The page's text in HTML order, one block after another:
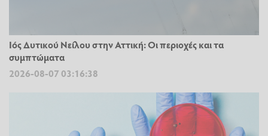
Ιός Δυτικού Νείλου στην Αττική: Οι περιοχές και τα
συμπτώματα
2026-08-07 03:16:38